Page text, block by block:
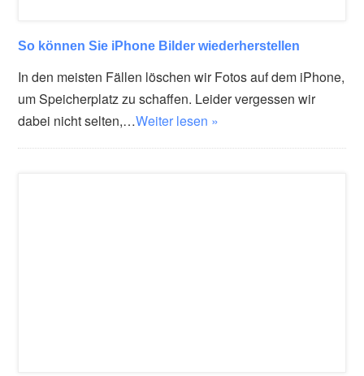
So können Sie iPhone Bilder wiederherstellen
In den meisten Fällen löschen wir Fotos auf dem iPhone,
um Speicherplatz zu schaffen. Leider vergessen wir
dabei nicht selten,…Weiter lesen »